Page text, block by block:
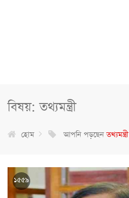
বিষয়: তথ্যমন্ত্রী
হোম আপনি পড়ছেনতথ্যমন্ত্রী
১৫৫৯